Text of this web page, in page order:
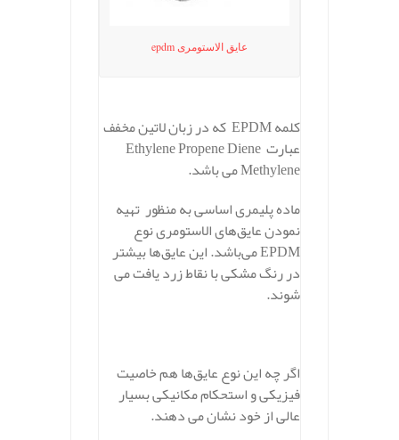
عایق الاستومری epdm
کلمه EPDM که در زبان لاتین مخفف
عبارت Ethylene Propene Diene
Methylene می باشد.
ماده پلیمری اساسی به منظور تهیه
نمودن عایق‌های الاستومری نوع
EPDM می‌باشد. این عایق‌ها بیشتر
در رنگ مشکی با نقاط زرد یافت می
شوند.
اگر چه این نوع عایق‌ها هم خاصیت
فیزیکی و استحکام مکانیکی بسیار
عالی از خود نشان می دهند.